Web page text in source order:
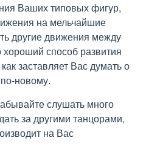
Ваших типовых фигур,
на мельчайшие
другие движения между
способ развития
заставляет Вас думать о
новому.
слушать много
за другими танцорами,
на Вас